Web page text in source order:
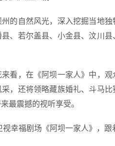
的自然风光，深入挖掘当地
、若尔盖县、小金县、汶川
看，在《阿坝一家人》中，
，还将领略藏族婚礼、斗马
最震撼的视听享受。
视幸福剧场《阿坝一家人》，